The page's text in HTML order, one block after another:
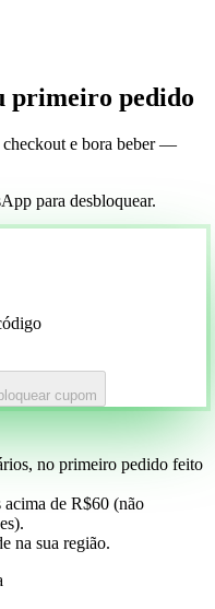
primeiro pedido
e bora beber —
para desbloquear.
cupom
no primeiro pedido feito
acima de R$60 (não
na sua região.